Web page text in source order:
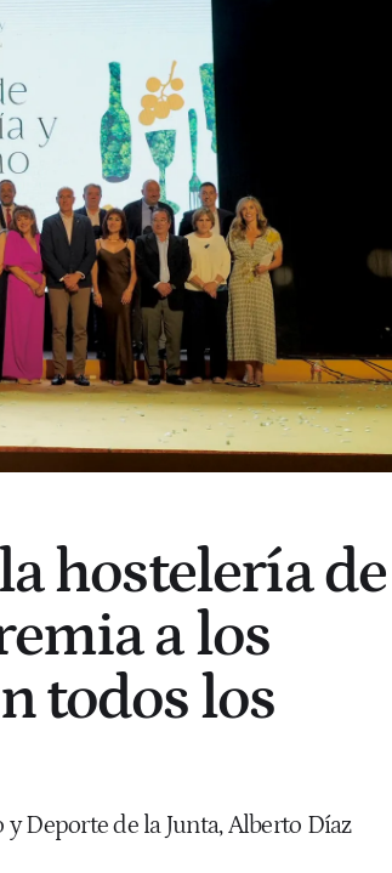
hostelería de
a los
todos los
Deporte de la Junta, Alberto Díaz